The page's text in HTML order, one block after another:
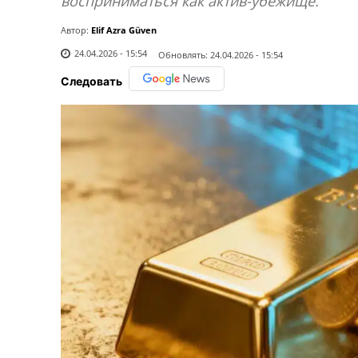
Автор: Elif Azra Güven
24.04.2026 - 15:54
Обновлять: 24.04.2026 - 15:54
Следовать